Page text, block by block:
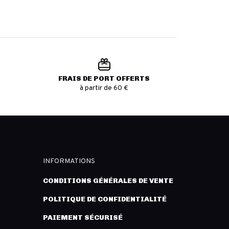
FRAIS DE PORT OFFERTS
à partir de 60 €
INFORMATIONS
CONDITIONS GÉNÉRALES DE VENTE
POLITIQUE DE CONFIDENTIALITÉ
PAIEMENT SÉCURISÉ